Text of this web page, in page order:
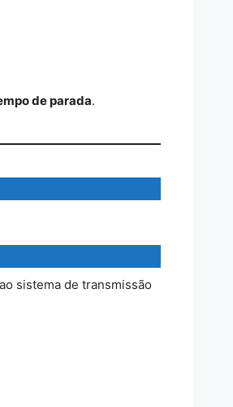
de parada.
sistema de transmissão